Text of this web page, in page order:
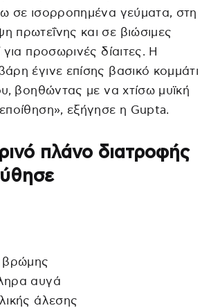
σε ισορροπημένα γεύματα, στη
πρωτεΐνης και σε βιώσιμες
για προσωρινές δίαιτες. Η
έγινε επίσης βασικό κομμάτι
βοηθώντας με να χτίσω μυϊκή
εξήγησε η Gupta.
πλάνο διατροφής
βρώμης
αυγά
άλεσης